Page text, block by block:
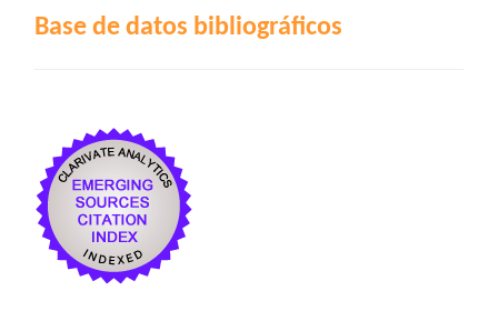
Base de datos bibliográficos